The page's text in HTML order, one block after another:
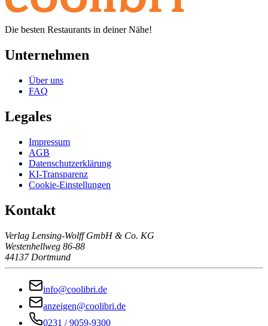
Die besten Restaurants in deiner Nähe!
Unternehmen
Über uns
FAQ
Legales
Impressum
AGB
Datenschutzerklärung
KI-Transparenz
Cookie-Einstellungen
Kontakt
Verlag Lensing-Wolff GmbH & Co. KG
Westenhellweg 86-88
44137 Dortmund
info@coolibri.de
anzeigen@coolibri.de
0231 / 9059-9300